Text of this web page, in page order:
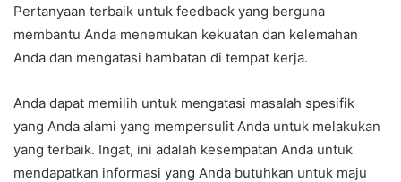
Pertanyaan terbaik untuk feedback yang berguna
membantu Anda menemukan kekuatan dan kelemahan
Anda dan mengatasi hambatan di tempat kerja.
Anda dapat memilih untuk mengatasi masalah spesifik
yang Anda alami yang mempersulit Anda untuk melakukan
yang terbaik. Ingat, ini adalah kesempatan Anda untuk
mendapatkan informasi yang Anda butuhkan untuk maju